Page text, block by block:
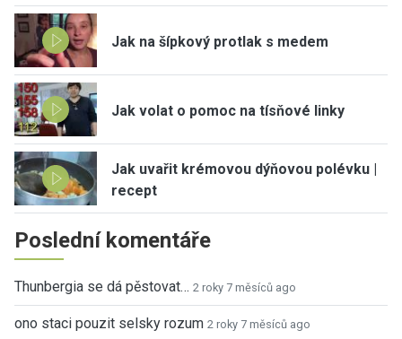
Jak na šípkový protlak s medem
Jak volat o pomoc na tísňové linky
Jak uvařit krémovou dýňovou polévku |
recept
Poslední komentáře
Thunbergia se dá pěstovat… 2 roky 7 měsíců ago
ono staci pouzit selsky rozum 2 roky 7 měsíců ago